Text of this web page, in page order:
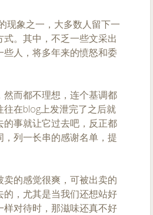
现象之一，大多数人留下一
。其中，不乏一些文采出
人，将多年来的愤怒和委
而都不理想，连个基调都
在blog上发泄完了之后就
事就让它过去吧，反正都
列一长串的感谢名单，提
的感觉很爽，可被出卖的
，尤其是当我们还想站好
对待时，那滋味还真不好